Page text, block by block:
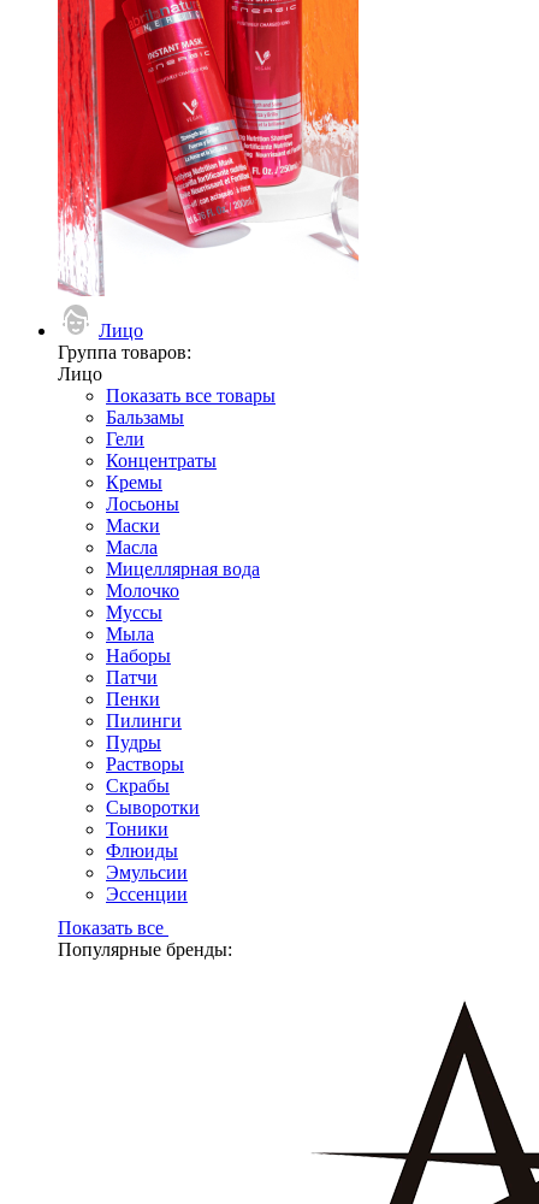
Лицо
Группа товаров:
Лицо
Показать все товары
Бальзамы
Гели
Концентраты
Кремы
Лосьоны
Маски
Масла
Мицеллярная вода
Молочко
Муссы
Мыла
Наборы
Патчи
Пенки
Пилинги
Пудры
Растворы
Скрабы
Сыворотки
Тоники
Флюиды
Эмульсии
Эссенции
Показать все
Популярные бренды: